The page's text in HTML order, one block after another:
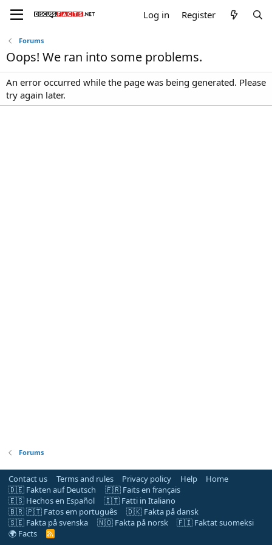
Log in Register
Forums
Oops! We ran into some problems.
An error occurred while the page was being generated. Please
try again later.
Forums
Contact us Terms and rules Privacy policy Help
Home
🇩🇪 Fakten auf Deutsch
🇫🇷 Faits en français
🇪🇸 Hechos en Español
🇮🇹 Fatti in Italiano
🇧🇷 🇵🇹 Fatos em português
🇩🇰 Fakta på dansk
🇸🇪 Fakta på svenska
🇳🇴 Fakta på norsk
🇫🇮 Faktat suomeksi
🌍 Facts
R